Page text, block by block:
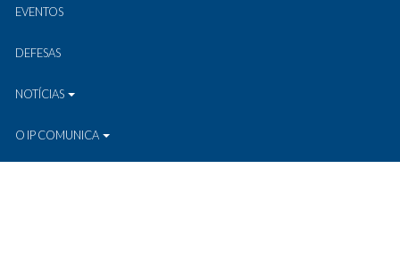
EVENTOS
DEFESAS
NOTÍCIAS
O IP COMUNICA